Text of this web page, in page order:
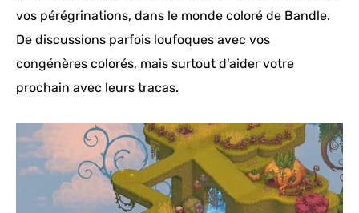
vos pérégrinations, dans le monde coloré de Bandle.
De discussions parfois loufoques avec vos
congénères colorés, mais surtout d’aider votre
prochain avec leurs tracas.